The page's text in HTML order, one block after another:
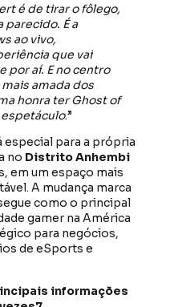
é de tirar o fôlego,
parecido. É a
ao vivo,
que vai
por aí. E no centro
amada dos
honra ter Ghost of
.”
especial para a própria
no Distrito Anhembi
em um espaço mais
A mudança marca
como o principal
gamer na América
para negócios,
de eSports e
informações